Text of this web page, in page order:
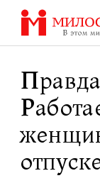
Перейти
содержанию